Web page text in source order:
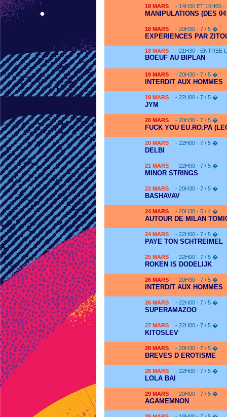
18 MARS - 14H30 ET 16H00
MANIPULATIONS (DES
18 MARS - 20H30 - 7 / 5 �
EXPERIENCES PAR
18 MARS - 21H30 - ENTREE
BOEUF AU BIPLAN
19 MARS - 20H30 - 7 / 5 �
INTERDIT AUX HOMMES
19 MARS - 22H00 - 7 / 5 �
JYM
20 MARS - 20H30 - 7 / 5 �
FUCK YOU EU.RO.PA
20 MARS - 22H00 - 7 / 5 �
DELBI
21 MARS - 22H00 - 7 / 5 �
MINOR STRINGS
22 MARS - 20H30 - 7 / 5 �
BASHAVAV
24 MARS - 20H30 - 5 / 4 �
AUTOUR DE MILAN
24 MARS - 22H00 - 7 / 5 �
PAYE TON SCHTREIMEL
25 MARS - 22H00 - 7 / 5 �
ROKEN IS DODELIJK
26 MARS - 20H30 - 7 / 5 �
INTERDIT AUX HOMMES
26 MARS - 22H00 - 7 / 5 �
SUPERAMAZOO
27 MARS - 22H00 - 7 / 5 �
KITOSLEV
28 MARS - 20H30 - 7 / 5 �
BREVES D EROTISME
28 MARS - 22H00 - 7 / 5 �
LOLA BAI
29 MARS - 20H00 - 7 / 5 �
AGAMEMNON